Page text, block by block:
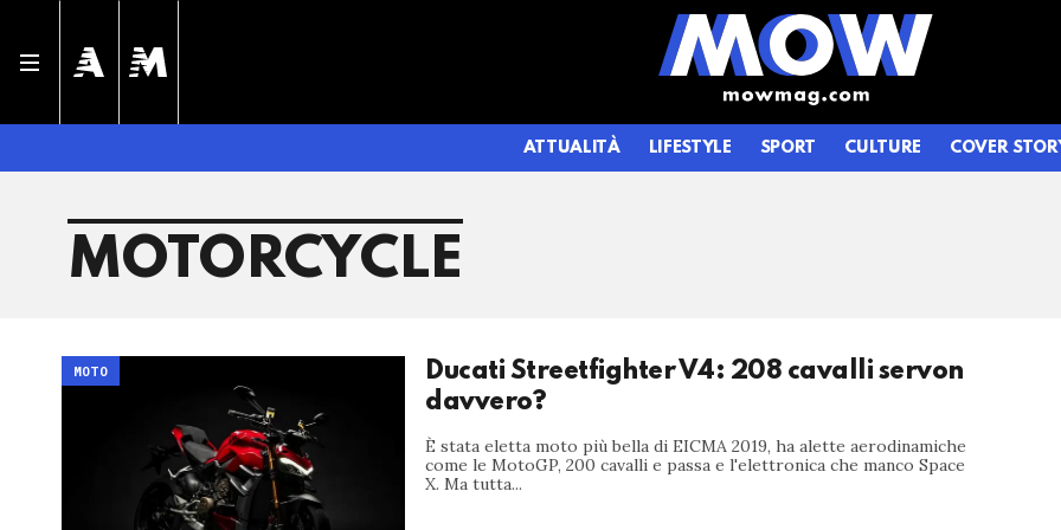
ATTUALITÀ LIFESTYLE SPORT CULTURE COVER
MOTORCYCLE
Ducati Streetfighter V4: 208 cavalli servon
davvero?
È stata eletta moto più bella di EICMA 2019, ha alette aerodinamiche
come le MotoGP, 200 cavalli e passa e l'elettronica che manco Space
X. Ma tutta...
MOTO